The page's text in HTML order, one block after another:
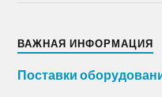
ВАЖНАЯ ИНФОРМАЦИЯ
Поставки